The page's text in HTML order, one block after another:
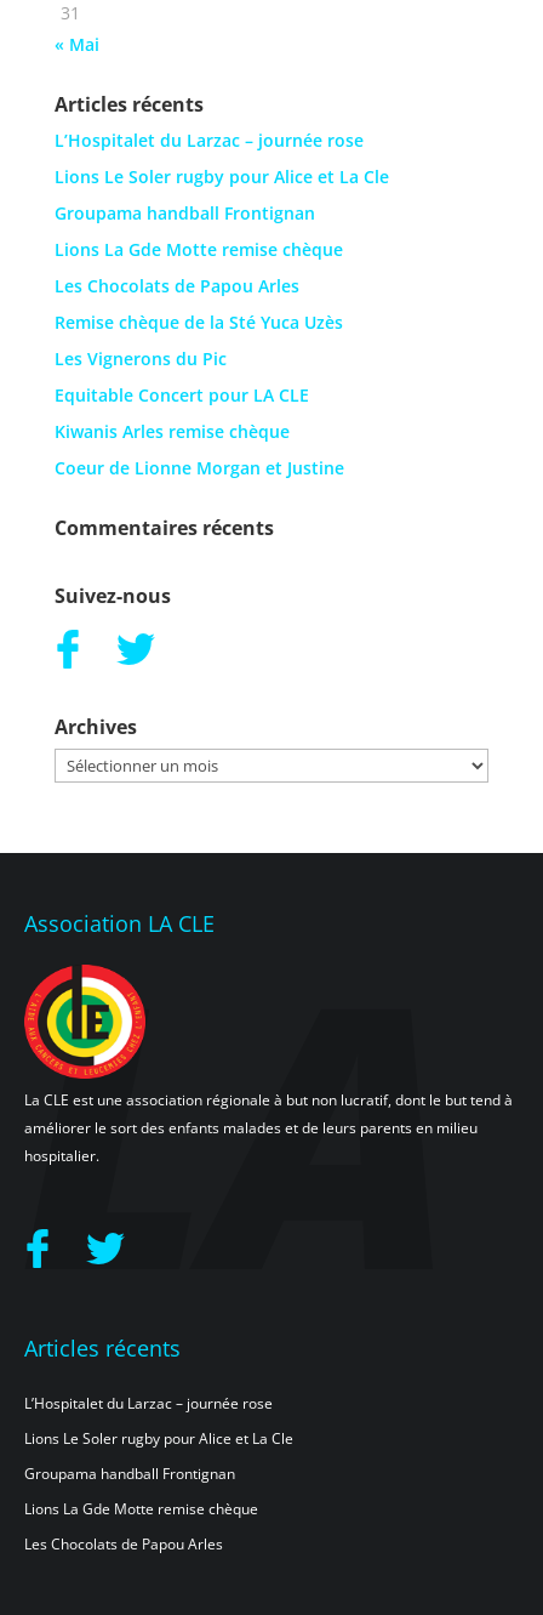
31
« Mai
Articles récents
L’Hospitalet du Larzac – journée rose
Lions Le Soler rugby pour Alice et La Cle
Groupama handball Frontignan
Lions La Gde Motte remise chèque
Les Chocolats de Papou Arles
Remise chèque de la Sté Yuca Uzès
Les Vignerons du Pic
Equitable Concert pour LA CLE
Kiwanis Arles remise chèque
Coeur de Lionne Morgan et Justine
Commentaires récents
Suivez-nous
Archives
Archives
Association LA CLE
La CLE est une association régionale à but non lucratif, dont le but tend à
améliorer le sort des enfants malades et de leurs parents en milieu
hospitalier.
Articles récents
L’Hospitalet du Larzac – journée rose
Lions Le Soler rugby pour Alice et La Cle
Groupama handball Frontignan
Lions La Gde Motte remise chèque
Les Chocolats de Papou Arles